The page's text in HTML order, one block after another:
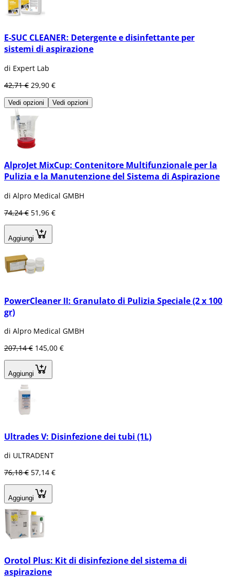
E-SUC CLEANER: Detergente e disinfettante per
sistemi di aspirazione
di Expert Lab
42,71 € 29,90 €
Vedi opzioni Vedi opzioni
AlproJet MixCup: Contenitore Multifunzionale per la
Pulizia e la Manutenzione del Sistema di Aspirazione
di Alpro Medical GMBH
74,24 € 51,96 €
Aggiungi
PowerCleaner II: Granulato di Pulizia Speciale (2 x 100
gr)
di Alpro Medical GMBH
207,14 € 145,00 €
Aggiungi
Ultrades V: Disinfezione dei tubi (1L)
di ULTRADENT
76,18 € 57,14 €
Aggiungi
Orotol Plus: Kit di disinfezione del sistema di
aspirazione